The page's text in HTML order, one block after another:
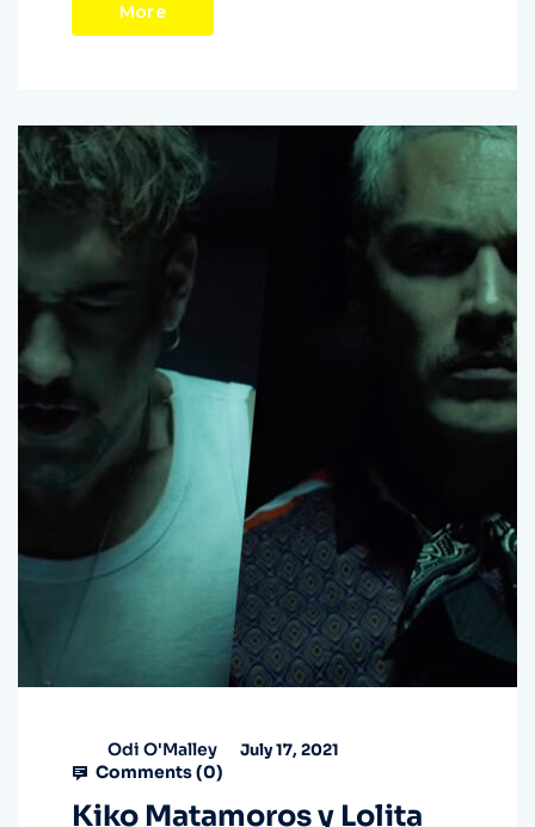
More
Odi O'Malley July 17, 2021
Comments (0)
Kiko Matamoros y Lolita